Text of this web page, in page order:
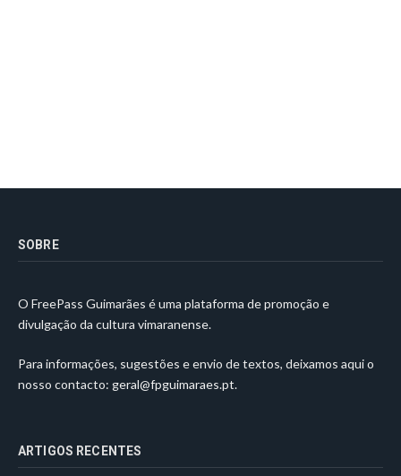
SOBRE
O FreePass Guimarães é uma plataforma de promoção e
divulgação da cultura vimaranense.
Para informações, sugestões e envio de textos, deixamos aqui o
nosso contacto: geral@fpguimaraes.pt.
ARTIGOS RECENTES